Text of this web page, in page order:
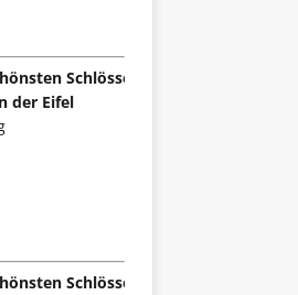
Schlösser
der Eifel
Schlösser